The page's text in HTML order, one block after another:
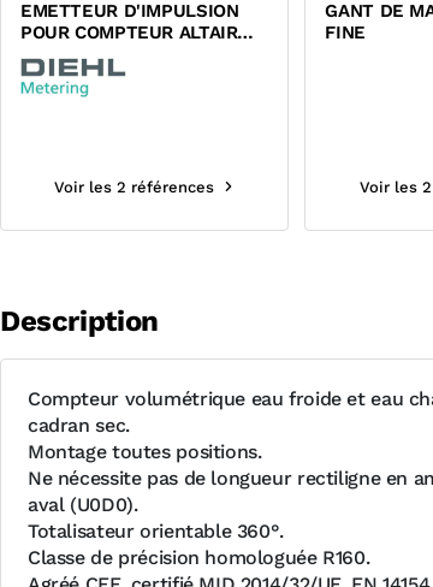
EMETTEUR D'IMPULSION
POUR COMPTEUR ALTAIR
OU ARIES IZAR PULSE
DIEHL
Voir les 2 références
GANT DE
FINE
Voir les
Description
Compteur volumétrique eau froide et eau
cadran sec.
Montage toutes positions.
Ne nécessite pas de longueur rectiligne en
aval (U0D0).
Totalisateur orientable 360°.
Classe de précision homologuée R160.